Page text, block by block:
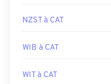
NZST à CAT
WIB à CAT
WIT à CAT